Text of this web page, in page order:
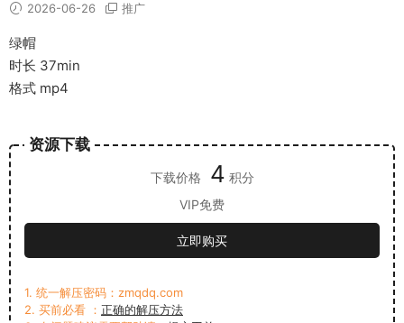
2026-06-26 推广
绿帽
时长 37min
格式 mp4
资源下载
下载价格 4 积分
VIP免费
立即购买
1. 统一解压密码：zmqdq.com
2. 买前必看 ： 正确的解压方法